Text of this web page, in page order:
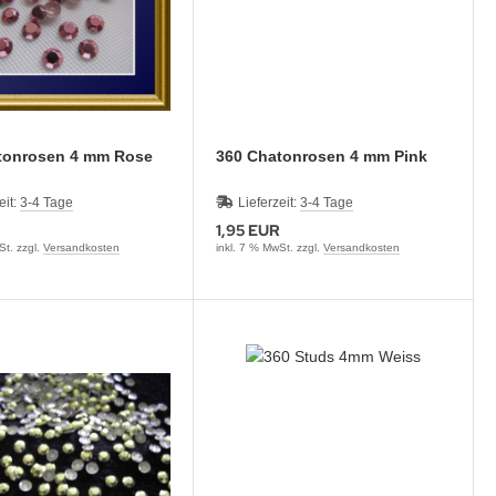
4 mm Rose
3-4 Tage
zzgl. Versandkosten
360 Chatonrosen 4 mm Pink
Lieferzeit: 3-4 Tage
1,95 EUR
inkl. 7 % MwSt. zzgl. Versandkosten